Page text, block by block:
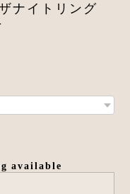
ナイトリング
available